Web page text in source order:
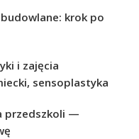
krok po
i zajęcia
sensoplastyka
przedszkoli —